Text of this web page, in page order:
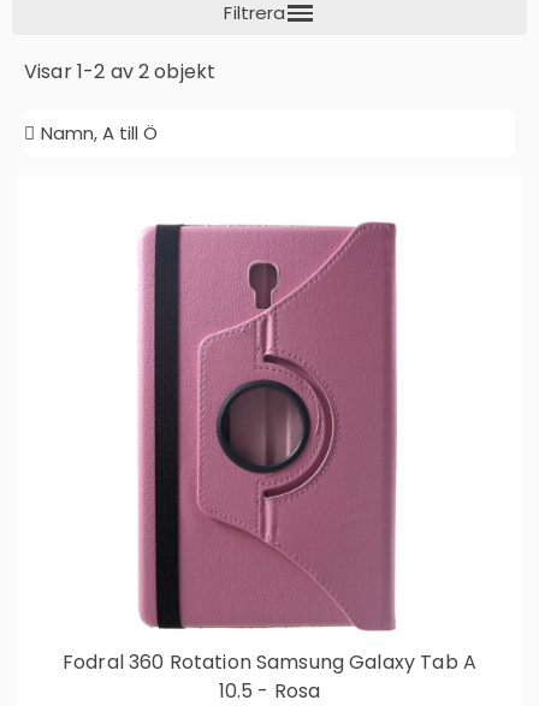
Visar 1-2 av 2 objekt
Fodral 360 Rotation Samsung Galaxy Tab A
10.5 - Rosa